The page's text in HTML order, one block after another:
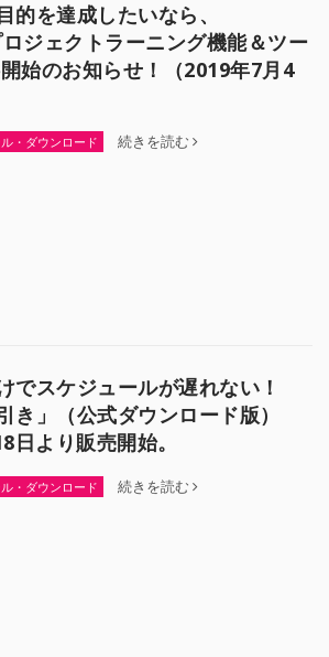
的を達成したいなら、
ジェクトラーニング機能＆ツー
始のお知らせ！（2019年7月4
・ダウンロード 続きを読む
でスケジュールが遅れない！
き」（公式ダウンロード版）
日より販売開始。
・ダウンロード 続きを読む